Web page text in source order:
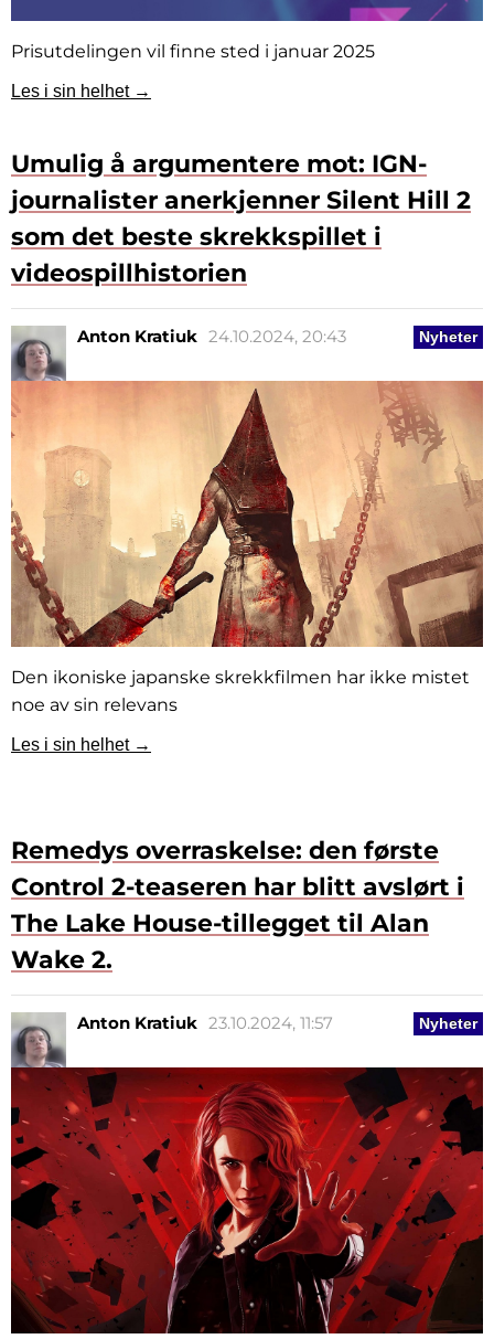
Prisutdelingen vil finne sted i januar 2025
Les i sin helhet →
Umulig å argumentere mot: IGN-
journalister anerkjenner Silent Hill 2
som det beste skrekkspillet i
videospillhistorien
Nyheter
Anton Kratiuk 24.10.2024, 20:43
Den ikoniske japanske skrekkfilmen har ikke mistet
noe av sin relevans
Les i sin helhet →
Remedys overraskelse: den første
Control 2-teaseren har blitt avslørt i
The Lake House-tillegget til Alan
Wake 2.
Nyheter
Anton Kratiuk 23.10.2024, 11:57